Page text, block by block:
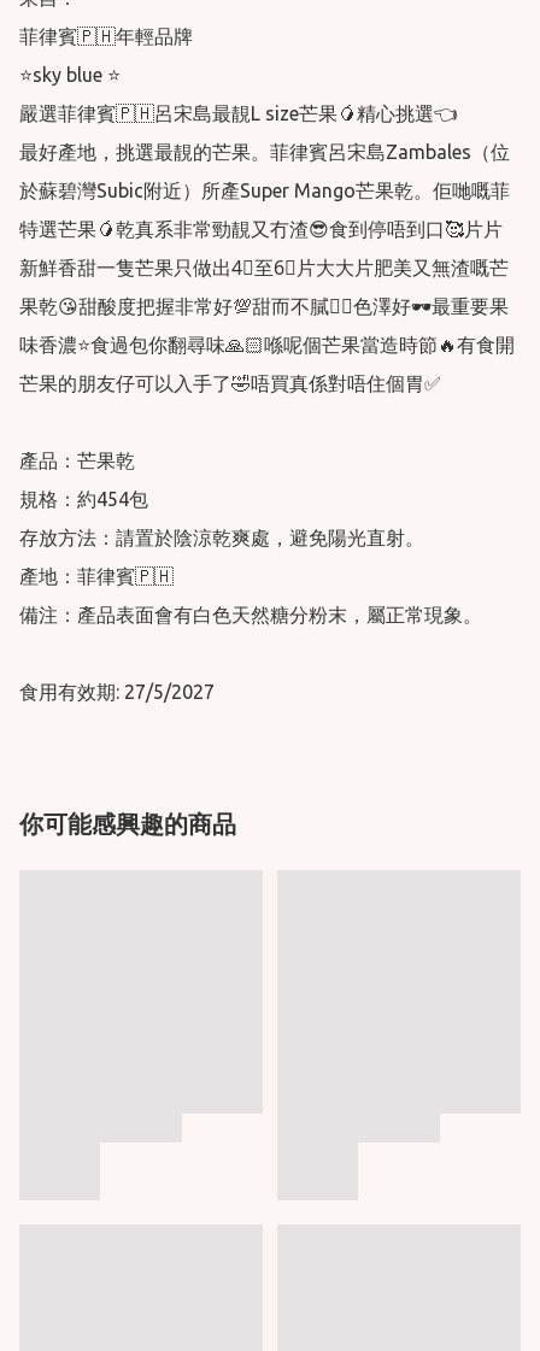
菲律賓🇵🇭年輕品牌
⭐️sky blue ⭐️
嚴選菲律賓🇵🇭呂宋島最靚L size芒果🥭精心挑選👈
最好產地，挑選最靚的芒果。菲律賓呂宋島Zambales（位
於蘇碧灣Subic附近）所產Super Mango芒果乾。佢哋嘅菲
特選芒果🥭乾真系非常勁靚又冇渣😎食到停唔到口🥰片片
新鮮香甜一隻芒果只做出4⃣️至6⃣️片大大片肥美又無渣嘅芒
果乾😘甜酸度把握非常好💯甜而不膩👍🏻色澤好🕶最重要果
味香濃⭐️食過包你翻尋味🙏🏻喺呢個芒果當造時節🔥有食開
芒果的朋友仔可以入手了🤣唔買真係對唔住個胃✅
產品：芒果乾
規格：約454包
存放方法：請置於陰涼乾爽處，避免陽光直射。
產地：菲律賓🇵🇭
備注：產品表面會有白色天然糖分粉末，屬正常現象。
食用有效期: 27/5/2027
你可能感興趣的商品